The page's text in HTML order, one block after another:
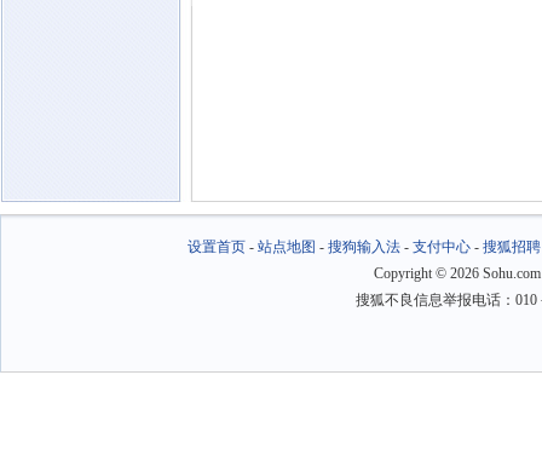
设置首页- 站点地图 - 搜狗输入法- 支付中心- 搜狐招聘
Copyright © 2026
搜狐不良信息举报电话：010